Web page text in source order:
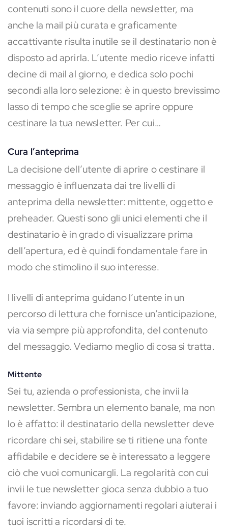
contenuti sono il cuore della newsletter, ma
anche la mail più curata e graficamente
accattivante risulta inutile se il destinatario non è
disposto ad aprirla. L’utente medio riceve infatti
decine di mail al giorno, e dedica solo pochi
secondi alla loro selezione: è in questo brevissimo
lasso di tempo che sceglie se aprire oppure
cestinare la tua newsletter. Per cui…
Cura l’anteprima
La decisione dell’utente di aprire o cestinare il
messaggio è influenzata dai tre livelli di
anteprima della newsletter: mittente, oggetto e
preheader. Questi sono gli unici elementi che il
destinatario è in grado di visualizzare prima
dell’apertura, ed è quindi fondamentale fare in
modo che stimolino il suo interesse.
I livelli di anteprima guidano l’utente in un
percorso di lettura che fornisce un’anticipazione,
via via sempre più approfondita, del contenuto
del messaggio. Vediamo meglio di cosa si tratta.
Mittente
Sei tu, azienda o professionista, che invii la
newsletter. Sembra un elemento banale, ma non
lo è affatto: il destinatario della newsletter deve
ricordare chi sei, stabilire se ti ritiene una fonte
affidabile e decidere se è interessato a leggere
ciò che vuoi comunicargli. La regolarità con cui
invii le tue newsletter gioca senza dubbio a tuo
favore: inviando aggiornamenti regolari aiuterai i
tuoi iscritti a ricordarsi di te.